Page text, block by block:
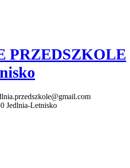
PRZEDSZKOLE
Jedlnia-Letnisko